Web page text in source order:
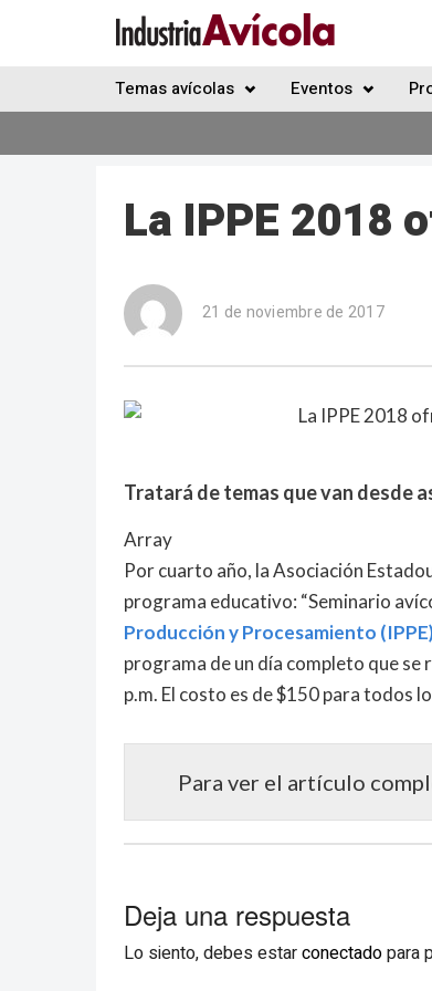
Temas avícolas Eventos
La IPPE 2018
21 de noviembre de 2017
Tratará de temas que van desde
Array
Por cuarto año, la Asociación
programa educativo: “Seminario
Producción y Procesamiento
programa de un día completo que se
p.m. El costo es de $150 para todos
Para ver el artículo
Deja una respuesta
Lo siento, debes estarconectadopara